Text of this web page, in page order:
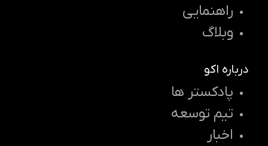
راهنمایی
وبلاگ
درباره اکو
پادکستر ها
تیم توسعه
اخبار